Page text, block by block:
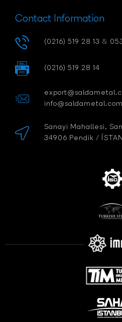
Contact Information
(0216) 519 28 13 &
(0216) 519 28 14
info@saldametal.com
Sanayi Mahallesi,
34906 Pendik /